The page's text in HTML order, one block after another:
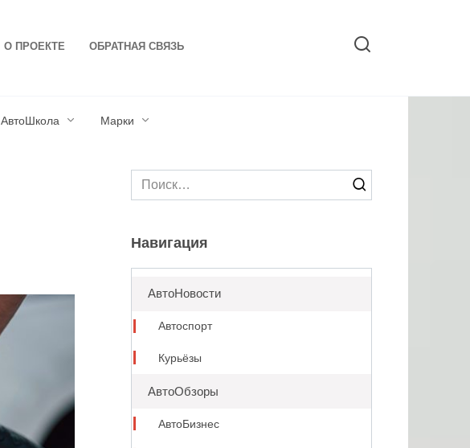
О ПРОЕКТЕ ОБРАТНАЯ СВЯЗЬ
АвтоШкола Марки
Search
for:
Навигация
АвтоНовости
Автоспорт
Курьёзы
АвтоОбзоры
АвтоБизнес